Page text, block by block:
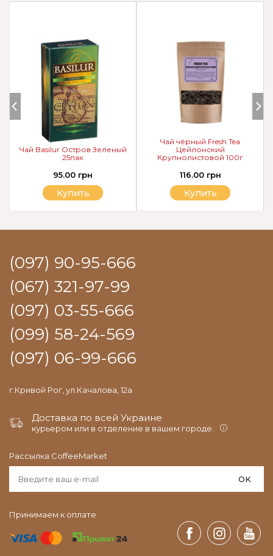
Чай чёрный Fresh Tea
Цейлонский
Крупнолистовой 100г
116.00 грн
Купить
Чай Basilur Остров Зеленый
25пак
95.00 грн
Купить
(097) 90-95-666
(067) 321-97-99
(097) 03-55-666
(099) 58-24-569
(097) 06-99-666
г.Кривой Рог, ул.Качалова, 12а
Доставка по всей Украине
курьером или в отделение в вашем городе.
Рассылка CoffeeMarket
OK
Принимаем к оплате